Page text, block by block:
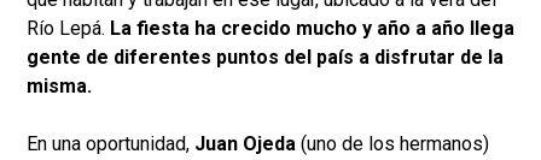
Río Lepá. La fiesta ha crecido mucho y año a año llega
gente de diferentes puntos del país a disfrutar de la
misma.
En una oportunidad, Juan Ojeda (uno de los hermanos)